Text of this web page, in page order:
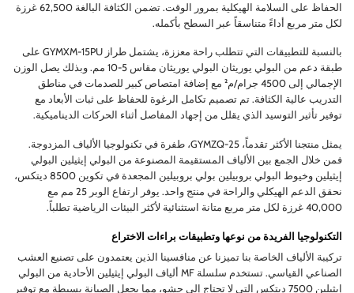
الحفاظ على السلامة الهيكلية بمرور الوقت. تضمن الكثافة البالغة 62,500 غرزة
لكل متر مربع أداءً متناسقاً عبر السطح بأكمله.
بالنسبة للتطبيقات التي تتطلب راحة معززة، يشتمل طراز GYMXM-15PU على
طبقة دعم من البولي يوريثان البولي يوريثان مقاس 5-10 مم. وبذلك يصل الوزن
الإجمالي إلى 4500 جرام/م² مع إضافة امتصاص كبير للصدمات في مناطق
التدريب عالية الكثافة. تم تصميم تكامل الرغوة للحفاظ على ثبات الأبعاد مع
توفير تأثير التوسيد الذي يقلل من إجهاد المفاصل أثناء الحركات الديناميكية.
يمثل منتجنا الأكثر تقدماً، GYMZQ-25، طفرة في تكنولوجيا الألياف المزدوجة.
فمن خلال الجمع بين الألياف المستقيمة المصنوعة من البولي إيثيلين البولي
إيثيلين وخيوط البولي بروبيلين بولي بروبيلين المجعدة في تكوين 8500 ديتكس،
نحقق الدعم الهيكلي والراحة في منتج واحد. يوفر ارتفاع الوبر 25 مم مع
40,000 غرزة لكل متر مربع متانة استثنائية لأكثر البيئات الرياضية تطلباً.
التكنولوجيا الفريدة من نوعها وتطبيقات براءات الاختراع
تركيبة الألياف الخاصة بنا تميزنا عن منافسينا الذين يعتمدون على تصنيع العشب
الصناعي القياسي. تستخدم سلسلة MF ألياف البولي إيثيلين الأحادية من البولي
إيثيلين 7500 ديتكس التي لا تحتاج إلى حشو، مما يجعل الصيانة بسيطة مع توفير